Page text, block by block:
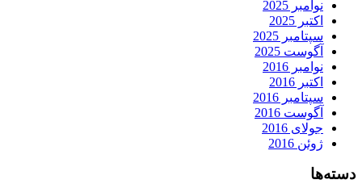
نوامبر 2025
اکتبر 2025
سپتامبر 2025
آگوست 2025
نوامبر 2016
اکتبر 2016
سپتامبر 2016
آگوست 2016
جولای 2016
ژوئن 2016
دسته‌ها